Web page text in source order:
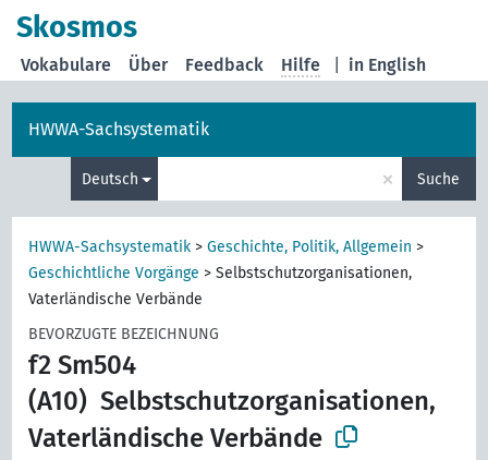
Skosmos
in English
Vokabulare Über Feedback Hilfe
HWWA-Sachsystematik
Deutsch × Suche
HWWA-Sachsystematik >Geschichte, Politik, Allgemein >
Geschichtliche Vorgänge >Selbstschutzorganisationen,
Vaterländische Verbände
BEVORZUGTE BEZEICHNUNG
f2 Sm504
(A10) Selbstschutzorganisationen,
Vaterländische Verbände